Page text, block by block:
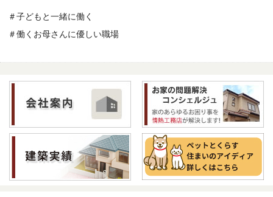
＃子どもと一緒に働く
＃働くお母さんに優しい職場